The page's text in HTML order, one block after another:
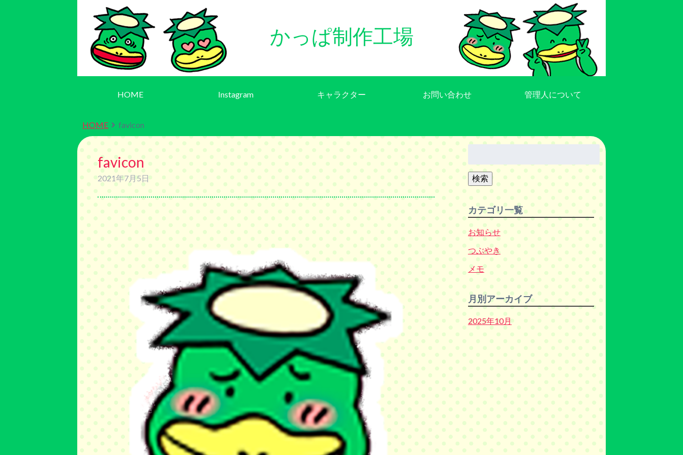
かっぱ制作工場
HOME Instagram キャラクター お問い合わせ 管理人について
HOME favicon
favicon
2021年7月5日
検索
カテゴリ一覧
お知らせ
つぶやき
メモ
月別アーカイブ
2025年10月